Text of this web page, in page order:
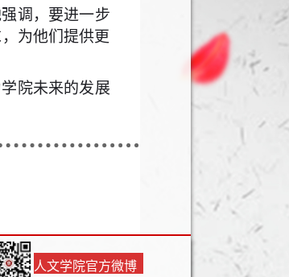
调，要进一步
为他们提供更
院未来的发展
人文学院官方微博